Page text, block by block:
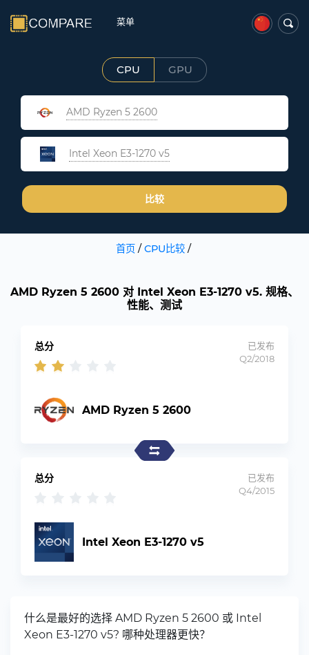
菜单
CPU GPU
AMD Ryzen 5 2600
Intel Xeon E3-1270 v5
比较
首页/ CPU比较/
AMD Ryzen 5 2600 对 Intel Xeon E3-1270 v5. 规格、
性能、测试
总分
已发布
Q2/2018
AMD Ryzen 5 2600
已发布
Q4/2015
总分
Intel Xeon E3-1270 v5
什么是最好的选择 AMD Ryzen 5 2600 或 Intel
Xeon E3-1270 v5? 哪种处理器更快？